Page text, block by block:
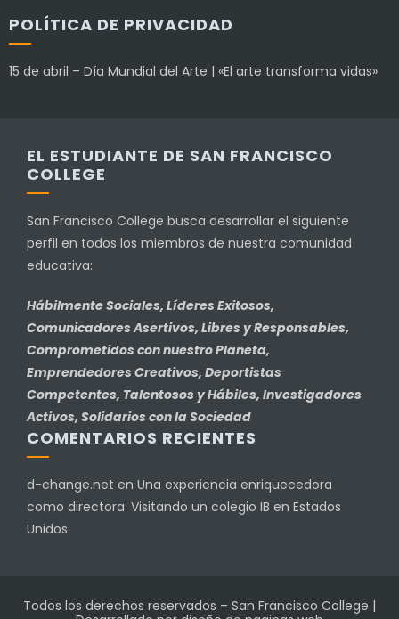
POLÍTICA DE PRIVACIDAD
15 de abril – Día Mundial del Arte | «El arte transforma vidas»
EL ESTUDIANTE DE SAN FRANCISCO
COLLEGE
San Francisco College busca desarrollar el siguiente
perfil en todos los miembros de nuestra comunidad
educativa:
Hábilmente Sociales, Líderes Exitosos,
Comunicadores Asertivos, Libres y Responsables,
Comprometidos con nuestro Planeta,
Emprendedores Creativos, Deportistas
Competentes, Talentosos y Hábiles, Investigadores
Activos, Solidarios con la Sociedad
COMENTARIOS RECIENTES
d-change.net en Una experiencia enriquecedora
como directora. Visitando un colegio IB en Estados
Unidos
Todos los derechos reservados – San Francisco College |